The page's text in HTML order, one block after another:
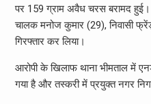
पर 159 ग्राम अवैध चरस बरामद हुई।
चालक मनोज कुमार (29), निवासी
गिरफ्तार कर लिया।
आरोपी के खिलाफ थाना भीमताल में
गया है और तस्करी में प्रयुक्त नगर